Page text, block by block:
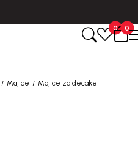
0
0
Majice
Majice za decake